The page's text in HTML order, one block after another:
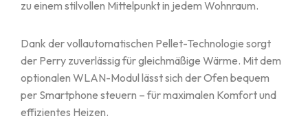
zu einem stilvollen Mittelpunkt in jedem Wohnraum.
Dank der vollautomatischen Pellet-Technologie sorgt
der Perry zuverlässig für gleichmäßige Wärme. Mit dem
optionalen WLAN-Modul lässt sich der Ofen bequem
per Smartphone steuern – für maximalen Komfort und
effizientes Heizen.